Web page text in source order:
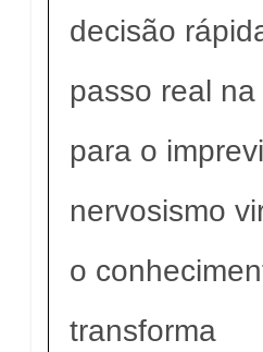
decisão
passo real
para o
nervosismo
o
transforma